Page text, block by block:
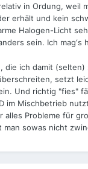
in Ordung, weil
erhält und kein
Halogen-Licht
sein. Ich mag‘s
die ich damit (selten)
setzt
Und richtig "fies"
im Mischbetrieb
alles Probleme für
man sowas nicht